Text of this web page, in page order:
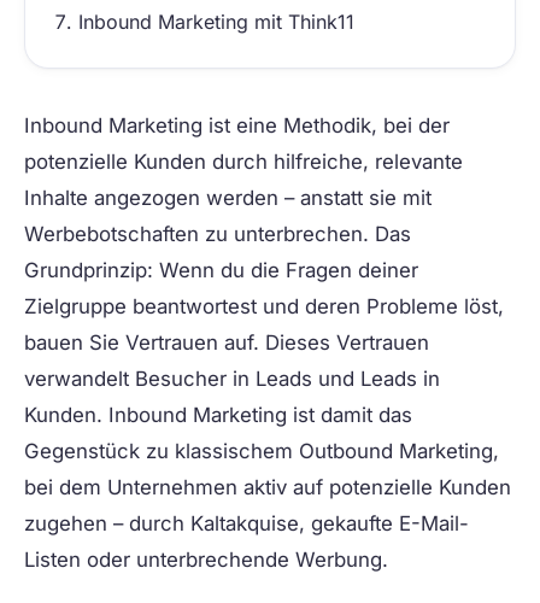
Inbound Marketing mit Think11
Inbound Marketing ist eine Methodik, bei der
potenzielle Kunden durch hilfreiche, relevante
Inhalte angezogen werden – anstatt sie mit
Werbebotschaften zu unterbrechen. Das
Grundprinzip: Wenn du die Fragen deiner
Zielgruppe beantwortest und deren Probleme löst,
bauen Sie Vertrauen auf. Dieses Vertrauen
verwandelt Besucher in Leads und Leads in
Kunden. Inbound Marketing ist damit das
Gegenstück zu klassischem Outbound Marketing,
bei dem Unternehmen aktiv auf potenzielle Kunden
zugehen – durch Kaltakquise, gekaufte E-Mail-
Listen oder unterbrechende Werbung.